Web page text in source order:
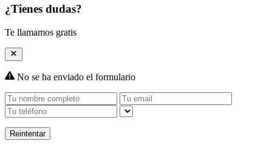
¿Tienes dudas?
Te llamamos gratis
No se ha enviado el formulario
Reintentar